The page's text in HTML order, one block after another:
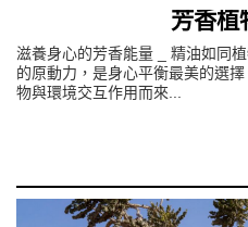
芳香
滋養身心的芳香能量 _ 精油如同
的原動力，是身心平衡最美的選
物與環境交互作用而來...